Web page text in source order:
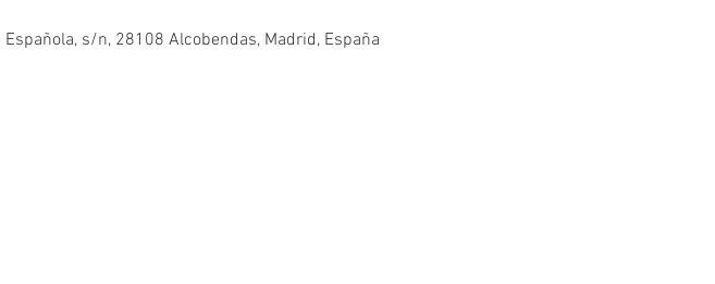
Española, s/n, 28108 Alcobendas, Madrid, España